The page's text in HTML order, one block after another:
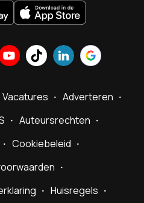
Vacatures
Adverteren
Auteursrechten
Cookiebeleid
Huisregels